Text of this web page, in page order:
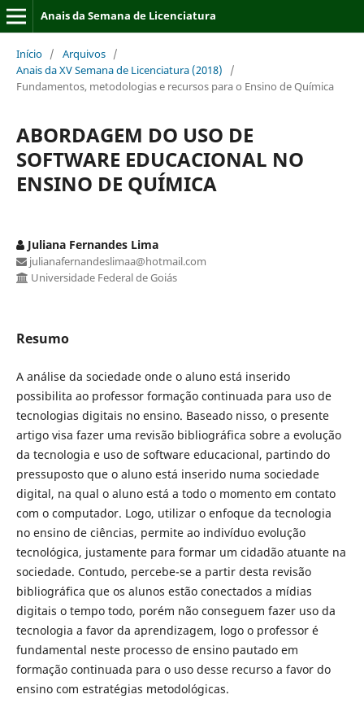
Anais da Semana de Licenciatura
Início / Arquivos /
Anais da XV Semana de Licenciatura (2018)
/
Fundamentos, metodologias e recursos para o Ensino de Química
ABORDAGEM DO USO DE
SOFTWARE EDUCACIONAL NO
ENSINO DE QUÍMICA
Juliana Fernandes Lima
julianafernandeslimaa@hotmail.com
Universidade Federal de Goiás
Resumo
A análise da sociedade onde o aluno está inserido
possibilita ao professor formação continuada para uso de
tecnologias digitais no ensino. Baseado nisso, o presente
artigo visa fazer uma revisão bibliográfica sobre a evolução
da tecnologia e uso de software educacional, partindo do
pressuposto que o aluno está inserido numa sociedade
digital, na qual o aluno está a todo o momento em contato
com o computador. Logo, utilizar o enfoque da tecnologia
no ensino de ciências, permite ao indivíduo evolução
tecnológica, justamente para formar um cidadão atuante na
sociedade. Contudo, percebe-se a partir desta revisão
bibliográfica que os alunos estão conectados a mídias
digitais o tempo todo, porém não conseguem fazer uso da
tecnologia a favor da aprendizagem, logo o professor é
fundamental neste processo de ensino pautado em
formação continuada para o uso desse recurso a favor do
ensino com estratégias metodológicas.